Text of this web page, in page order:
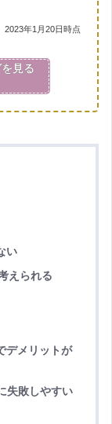
2023年1月20日時点
見る
い
えられる
デメリットが
失敗しやすい